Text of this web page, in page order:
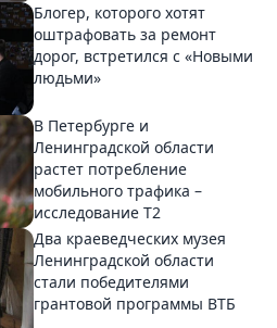
Блогер, которого хотят
оштрафовать за ремонт
дорог, встретился с «Новыми
людьми»
В Петербурге и
Ленинградской области
растет потребление
мобильного трафика –
исследование T2
Два краеведческих музея
Ленинградской области
стали победителями
грантовой программы ВТБ